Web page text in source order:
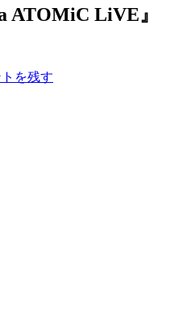
ATOMiC LiVE』
を残す